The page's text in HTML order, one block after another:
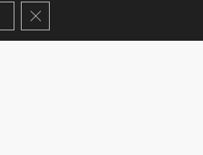
Cerrar el banner de cookies RGPD